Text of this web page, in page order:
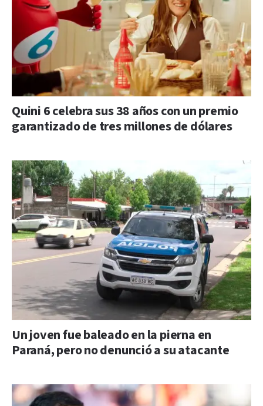
Quini 6 celebra sus 38 años con un premio
garantizado de tres millones de dólares
Un joven fue baleado en la pierna en
Paraná, pero no denunció a su atacante